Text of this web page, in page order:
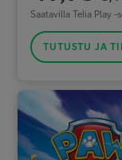
Saatavilla Telia Play
TUTUSTU JA